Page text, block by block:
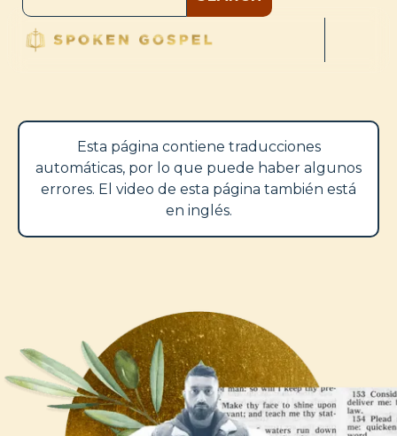
Esta página contiene traducciones
automáticas, por lo que puede haber algunos
errores. El video de esta página también está
en inglés.